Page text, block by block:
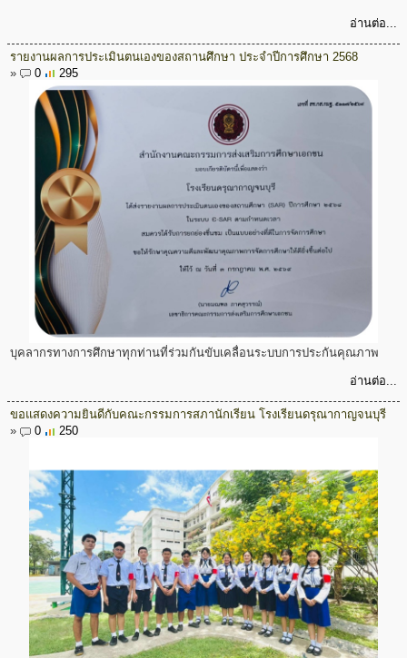
อ่านต่อ...
รายงานผลการประเมินตนเองของสถานศึกษา ประจำปีการศึกษา 2568
»
0 295
บุคลากรทางการศึกษาทุกท่านที่ร่วมกันขับเคลื่อนระบบการประกันคุณภาพ
อ่านต่อ...
ขอแสดงความยินดีกับคณะกรรมการสภานักเรียน โรงเรียนดรุณากาญจนบุรี
»
0 250